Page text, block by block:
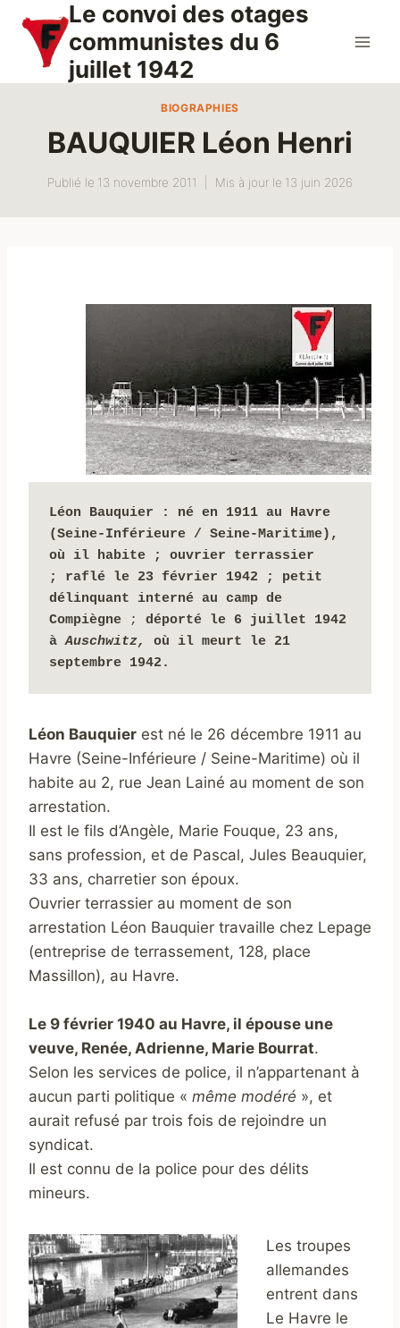
contenu
Le convoi des otages
communistes du 6
juillet 1942
BIOGRAPHIES
BAUQUIER Léon Henri
Publié le 13 novembre 2011 Mis à jour le 13 juin 2026
Léon Bauquier
: né en 1911 au Havre
(Seine-Inférieure / Seine-Maritime),
où il habite ; ouvrier terrassier
;
raflé le 23 février 1942 ;
petit
délinquant interné au camp de
Compiègne
; déporté le 6 juillet 1942
à Auschwitz,
où il meurt le 21
septembre 1942.
Léon Bauquier est né le 26 décembre 1911 au
Havre (Seine-Inférieure / Seine-Maritime) où il
habite au 2, rue Jean Lainé au moment de son
arrestation.
Il est le fils d’Angèle, Marie Fouque, 23 ans,
sans profession, et de Pascal, Jules Beauquier,
33 ans, charretier son époux.
Ouvrier terrassier au moment de son
arrestation Léon Bauquier travaille chez Lepage
(entreprise de terrassement, 128, place
Massillon), au Havre.
Le 9 février 1940 au Havre, il épouse une
veuve, Renée, Adrienne, Marie Bourrat.
Selon les services de police, il n’appartenant à
aucun parti politique « même modéré », et
aurait refusé par trois fois de rejoindre un
syndicat.
Il est connu de la police pour des délits
mineurs.
Les troupes
allemandes
entrent dans
Le Havre le